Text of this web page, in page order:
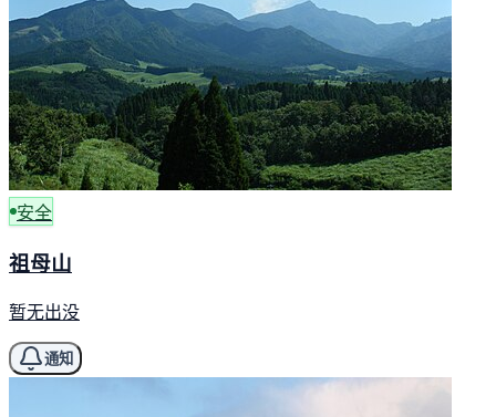
安全
祖母山
暂无出没
通知